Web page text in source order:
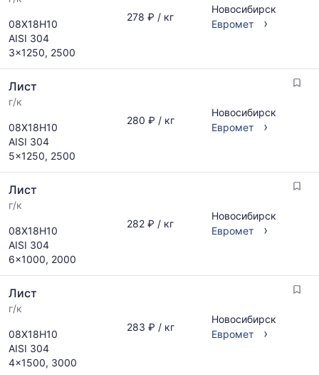
08Х18Н10
AISI 304
3x1250, 2500
278 ₽ / кг
Новосибирск
Евромет
›
Лист
г/к
08Х18Н10
AISI 304
5x1250, 2500
280 ₽ / кг
Новосибирск
Евромет
›
Лист
г/к
08Х18Н10
AISI 304
6x1000, 2000
282 ₽ / кг
Новосибирск
Евромет
›
Лист
г/к
08Х18Н10
AISI 304
4x1500, 3000
283 ₽ / кг
Новосибирск
Евромет
›